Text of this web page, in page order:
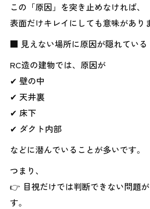
この「原因」を突き止めなければ、
表面だけキレイにしても意味があり
■ 見えない場所に原因が隠れている
RC造の建物では、原因が
✔ 壁の中
✔ 天井裏
✔ 床下
✔ ダクト内部
などに潜んでいることが多いです。
つまり、
👉 目視だけでは判断できない問題
す。